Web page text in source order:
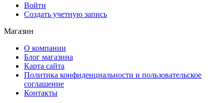
Войти
Создать учетную запись
Магазин
О компании
Блог магазина
Карта сайта
Политика конфиденциальности и пользовательское
соглашение
Контакты